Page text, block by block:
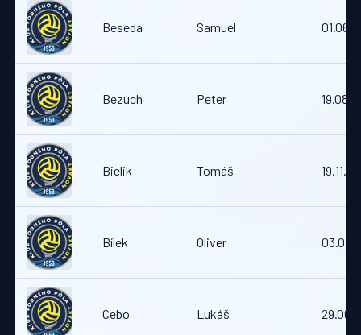
Beseda Samuel
Bezuch Peter
Bielik Tomáš
Bílek Oliver
Cebo Lukáš